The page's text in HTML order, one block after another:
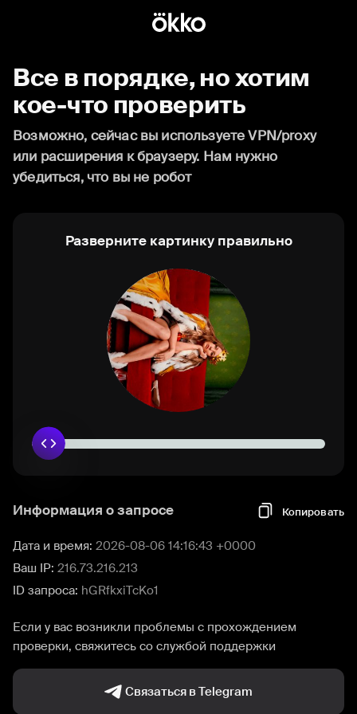
Все в порядке, но хотим
кое-что проверить
Возможно, сейчас вы используете VPN/proxy
или расширения к браузеру. Нам нужно
убедиться, что вы не робот
Разверните картинку правильно
Информация о запросе Копировать
Дата и время: 2026-08-06 14:16:43 +0000
Ваш IP: 216.73.216.213
ID запроса: hGRfkxiTcKo1
Если у вас возникли проблемы с прохождением
проверки, свяжитесь со службой поддержки
Связаться в Telegram